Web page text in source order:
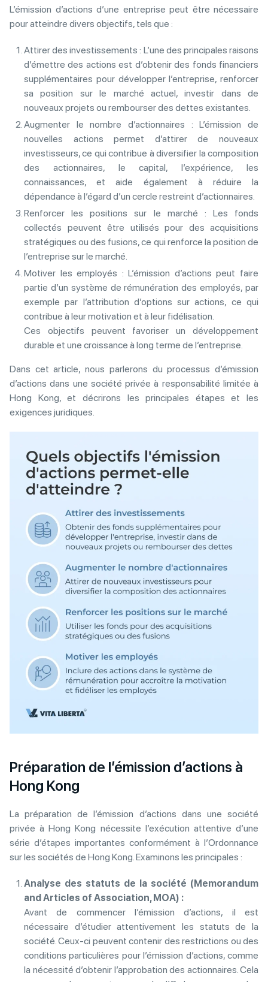
L’émission d’actions d’une entreprise peut être nécessaire
pour atteindre divers objectifs, tels que :
Attirer des investissements : L’une des principales raisons
d’émettre des actions est d’obtenir des fonds financiers
supplémentaires pour développer l’entreprise, renforcer
sa position sur le marché actuel, investir dans de
nouveaux projets ou rembourser des dettes existantes.
Augmenter le nombre d’actionnaires : L’émission de
nouvelles actions permet d’attirer de nouveaux
investisseurs, ce qui contribue à diversifier la composition
des actionnaires, le capital, l’expérience, les
connaissances, et aide également à réduire la
dépendance à l’égard d’un cercle restreint d’actionnaires.
Renforcer les positions sur le marché : Les fonds
collectés peuvent être utilisés pour des acquisitions
stratégiques ou des fusions, ce qui renforce la position de
l’entreprise sur le marché.
Motiver les employés : L’émission d’actions peut faire
partie d’un système de rémunération des employés, par
exemple par l’attribution d’options sur actions, ce qui
contribue à leur motivation et à leur fidélisation.
Ces objectifs peuvent favoriser un développement
durable et une croissance à long terme de l’entreprise.
Dans cet article, nous parlerons du processus d’émission
d’actions dans une société privée à responsabilité limitée à
Hong Kong, et décrirons les principales étapes et les
exigences juridiques.
Préparation de l’émission d’actions à
Hong Kong
La préparation de l’émission d’actions dans une société
privée à Hong Kong nécessite l’exécution attentive d’une
série d’étapes importantes conformément à l’Ordonnance
sur les sociétés de Hong Kong. Examinons les principales :
Analyse des statuts de la société (Memorandum
and Articles of Association, MOA) :
Avant de commencer l’émission d’actions, il est
nécessaire d’étudier attentivement les statuts de la
société. Ceux-ci peuvent contenir des restrictions ou des
conditions particulières pour l’émission d’actions, comme
la nécessité d’obtenir l’approbation des actionnaires. Cela